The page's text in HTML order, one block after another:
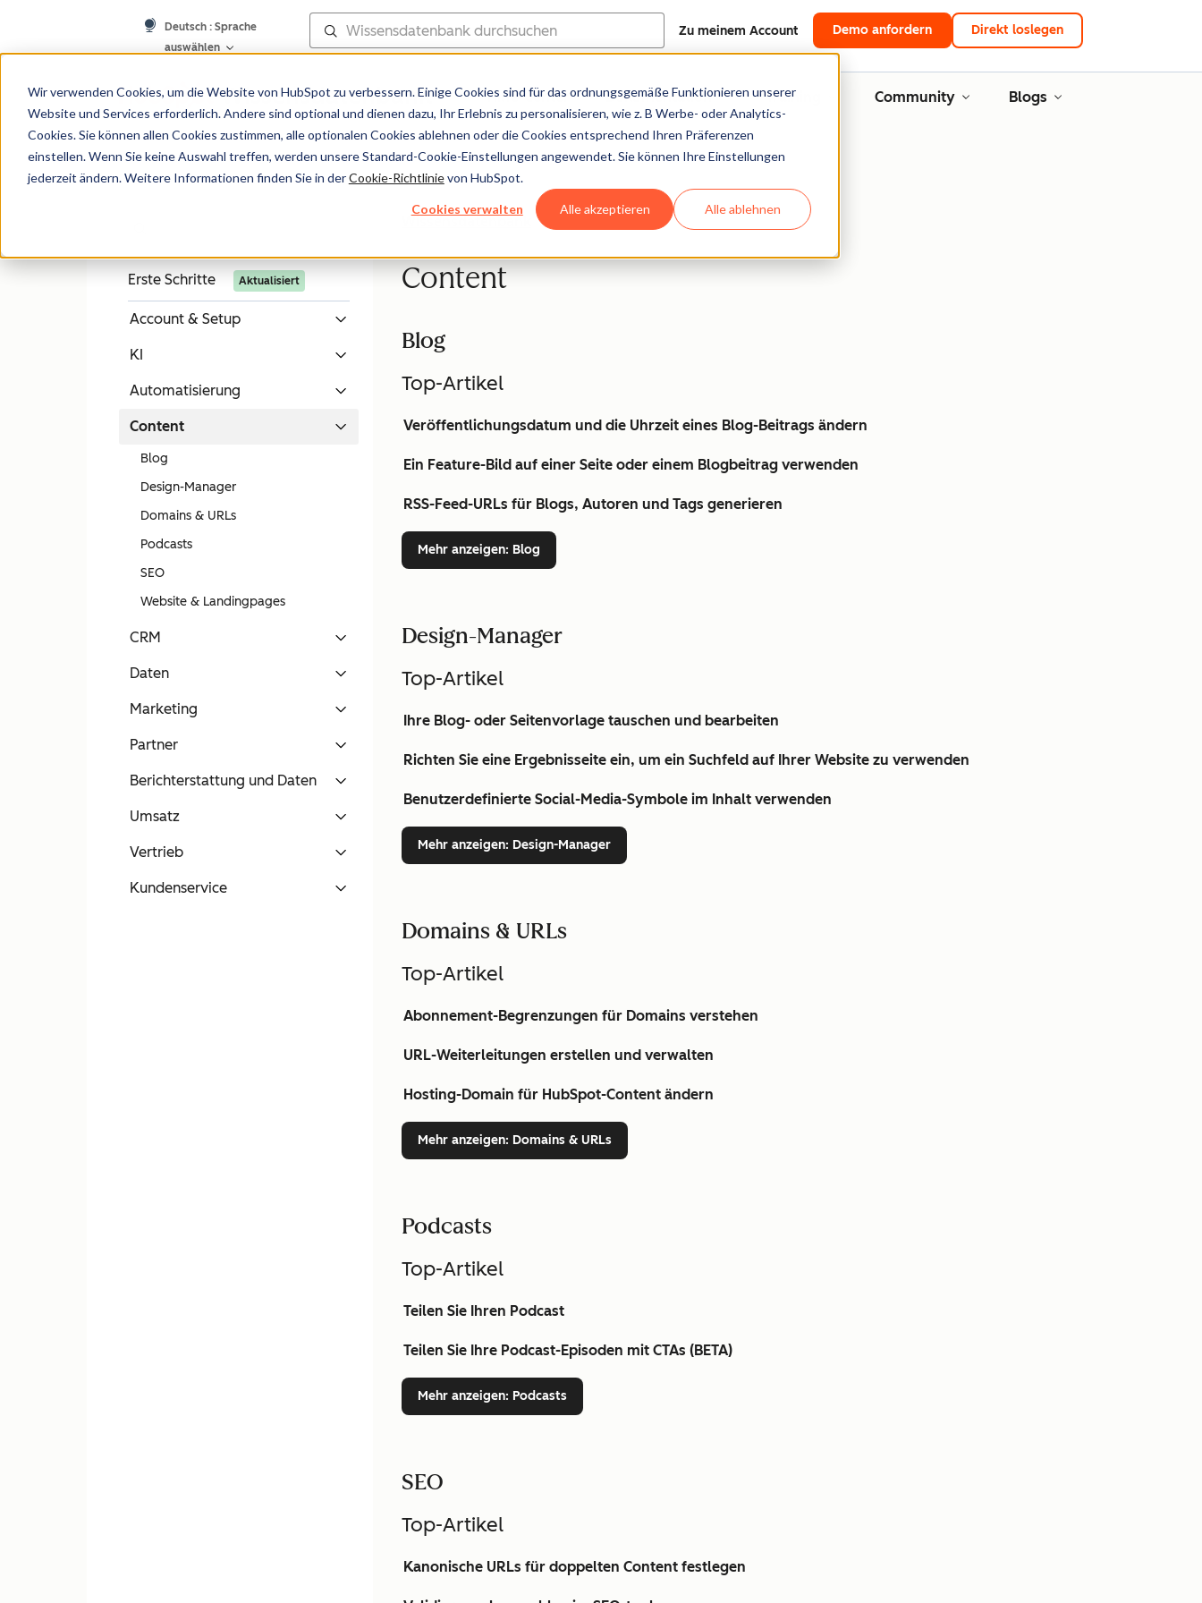
Wir verwenden Cookies, um die Website von HubSpot zu verbessern. Einige Cookies sind für das ordnungsgemäße Funktionieren unserer
Website und Services erforderlich. Andere sind optional und dienen dazu, Ihr Erlebnis zu personalisieren, wie z. B Werbe- oder Analytics-
Cookies. Sie können allen Cookies zustimmen, alle optionalen Cookies ablehnen oder die Cookies entsprechend Ihren Präferenzen
einstellen. Wenn Sie keine Auswahl treffen, werden unsere Standard-Cookie-Einstellungen angewendet. Sie können Ihre Einstellungen
jederzeit ändern. Weitere Informationen finden Sie in derCookie-Richtlinievon HubSpot.
Cookies verwalten Alle akzeptieren Alle ablehnen
Deutsch : Sprache
auswählen
Zu meinem Account Demo anfordern Direkt loslegen
Wissensdatenbank Hilfe-Center Dokumentation Training Community Blogs
Erste Schritte Aktualisiert
Account & Setup
KI
Automatisierung
Content
Blog
Design-Manager
Domains & URLs
Podcasts
SEO
Website & Landingpages
CRM
Daten
Marketing
Partner
Berichterstattung und Daten
Umsatz
Vertrieb
Kundenservice
Wissensdatenbank
Content
Blog
Top-Artikel
Veröffentlichungsdatum und die Uhrzeit eines Blog-Beitrags ändern
Ein Feature-Bild auf einer Seite oder einem Blogbeitrag verwenden
RSS-Feed-URLs für Blogs, Autoren und Tags generieren
Mehr anzeigen: Blog
Design-Manager
Top-Artikel
Ihre Blog- oder Seitenvorlage tauschen und bearbeiten
Richten Sie eine Ergebnisseite ein, um ein Suchfeld auf Ihrer Website zu verwenden
Benutzerdefinierte Social-Media-Symbole im Inhalt verwenden
Mehr anzeigen: Design-Manager
Domains & URLs
Top-Artikel
Abonnement-Begrenzungen für Domains verstehen
URL-Weiterleitungen erstellen und verwalten
Hosting-Domain für HubSpot-Content ändern
Mehr anzeigen: Domains & URLs
Podcasts
Top-Artikel
Teilen Sie Ihren Podcast
Teilen Sie Ihre Podcast-Episoden mit CTAs (BETA)
Mehr anzeigen: Podcasts
SEO
Top-Artikel
Kanonische URLs für doppelten Content festlegen